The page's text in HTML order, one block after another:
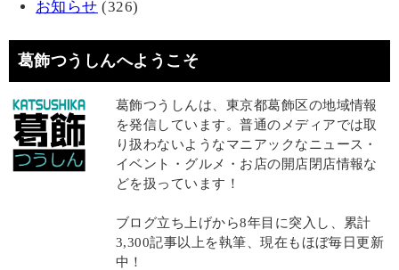
お知らせ (326)
葛飾つうしんへようこそ
葛飾つうしんは、東京都葛飾区の地域情報
を発信しています。普通のメディアでは取
り扱わないようなマニアックなニュース・
イベント・グルメ・お店の開店閉店情報な
どを扱っています！
ブログ立ち上げから8年目に突入し、累計
3,300記事以上を執筆、現在もほぼ毎日更新
中！